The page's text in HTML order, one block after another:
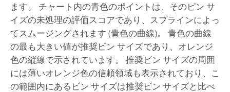
ます。 チャート内の青色のポイントは、そのビン サ
イズの未処理の評価スコアであり、スプラインによっ
てスムージングされます (青色の曲線)。 青色の曲線
の最も大きい値が推奨ビン サイズであり、オレンジ
色の縦線で示されています。 推奨ビン サイズの周囲
には薄いオレンジ色の信頼領域も表示されており、こ
の範囲内にあるビン サイズは推奨ビン サイズと比べ